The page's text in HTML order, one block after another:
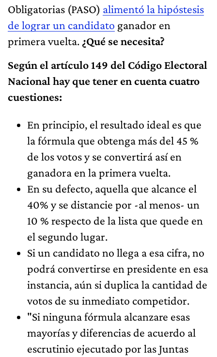
Obligatorias (PASO) alimentó la hipóstesis
de lograr un candidato ganador en
primera vuelta. ¿Qué se necesita?
Según el artículo 149 del Código Electoral
Nacional hay que tener en cuenta cuatro
cuestiones:
En principio, el resultado ideal es que
la fórmula que obtenga más del 45 %
de los votos y se convertirá así en
ganadora en la primera vuelta.
En su defecto, aquella que alcance el
40% y se distancie por -al menos- un
10 % respecto de la lista que quede en
el segundo lugar.
Si un candidato no llega a esa cifra, no
podrá convertirse en presidente en esa
instancia, aún si duplica la cantidad de
votos de su inmediato competidor.
"Si ninguna fórmula alcanzare esas
mayorías y diferencias de acuerdo al
escrutinio ejecutado por las Juntas